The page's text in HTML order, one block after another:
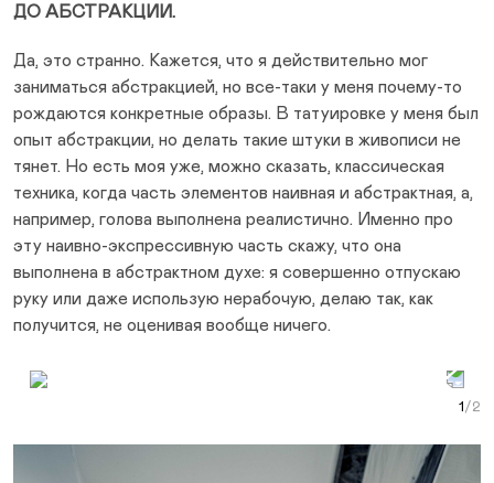
ДО АБСТРАКЦИИ.
Да, это странно. Кажется, что я действительно мог
заниматься абстракцией, но все-таки у меня почему-то
рождаются конкретные образы. В татуировке у меня был
опыт абстракции, но делать такие штуки в живописи не
тянет. Но есть моя уже, можно сказать, классическая
техника, когда часть элементов наивная и абстрактная, а,
например, голова выполнена реалистично. Именно про
эту наивно-экспрессивную часть скажу, что она
выполнена в абстрактном духе: я совершенно отпускаю
руку или даже использую нерабочую, делаю так, как
получится, не оценивая вообще ничего.
Next Slide